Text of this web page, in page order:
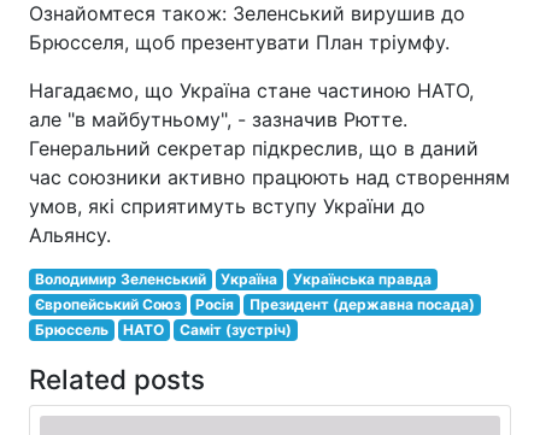
Ознайомтеся також: Зеленський вирушив до
Брюсселя, щоб презентувати План тріумфу.
Нагадаємо, що Україна стане частиною НАТО,
але "в майбутньому", - зазначив Рютте.
Генеральний секретар підкреслив, що в даний
час союзники активно працюють над створенням
умов, які сприятимуть вступу України до
Альянсу.
Володимир Зеленський Україна
Українська правда
Європейський Союз
Росія
Президент (державна посада)
Брюссель
НАТО Саміт (зустріч)
Related posts